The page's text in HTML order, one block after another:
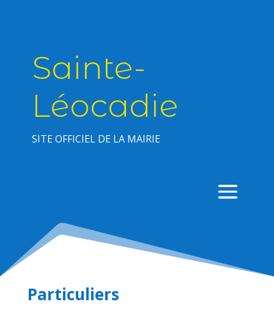
Sainte-
Léocadie
SITE OFFICIEL DE LA MAIRIE
Particuliers